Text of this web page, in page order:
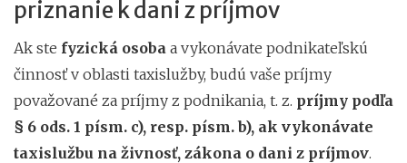
priznanie k dani z príjmov
Ak ste fyzická osoba a vykonávate podnikateľskú
činnosť v oblasti taxislužby, budú vaše príjmy
považované za príjmy z podnikania, t. z. príjmy podľa
§ 6 ods. 1 písm. c), resp. písm. b), ak vykonávate
taxislužbu na živnosť, zákona o dani z príjmov.